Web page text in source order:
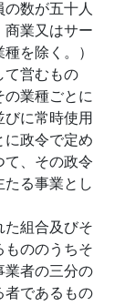
数が五十人
業又はサー
を除く。）
て営むもの
業種ごとに
に常時使用
政令で定め
、その政令
る事業とし
組合及びそ
ののうちそ
業者の三分の
者であるもの